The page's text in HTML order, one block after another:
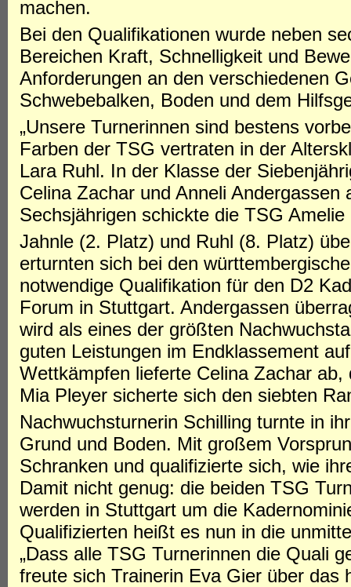
machen.
Bei den Qualifikationen wurde neben
Bereichen Kraft, Schnelligkeit und
Anforderungen an den verschiedenen
Schwebebalken, Boden und dem
„Unsere Turnerinnen sind bestens
Farben der TSG vertraten in der
Lara Ruhl. In der Klasse der
Celina Zachar und Anneli
Sechsjährigen schickte die TSG
Jahnle (2. Platz) und Ruhl (8. Platz)
erturnten sich bei den
notwendige Qualifikation für den D2
Forum in Stuttgart. Andergassen
wird als eines der größten
guten Leistungen im Endklassement
Wettkämpfen lieferte Celina Zachar
Mia Pleyer sicherte sich den siebten
Nachwuchsturnerin Schilling turnte in
Grund und Boden. Mit großem
Schranken und qualifizierte sich, wie
Damit nicht genug: die beiden TSG
werden in Stuttgart um die
Qualifizierten heißt es nun in die
„Dass alle TSG Turnerinnen die Quali
freute sich Trainerin Eva Gier über das